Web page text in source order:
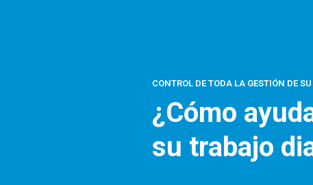
CONTROL DE TODA LA GESTIÓN DE
¿Cómo
su trabajo